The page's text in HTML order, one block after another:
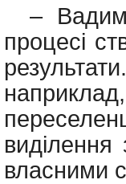
–
процесі
власними